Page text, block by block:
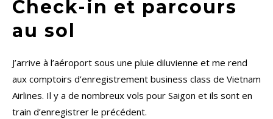
Check-in et parcours
au sol
J’arrive à l’aéroport sous une pluie diluvienne et me rend
aux comptoirs d’enregistrement business class de Vietnam
Airlines. Il y a de nombreux vols pour Saigon et ils sont en
train d’enregistrer le précédent.